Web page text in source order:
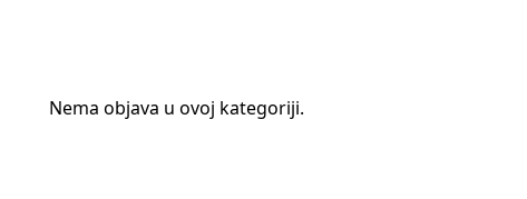
Nema objava u ovoj kategoriji.